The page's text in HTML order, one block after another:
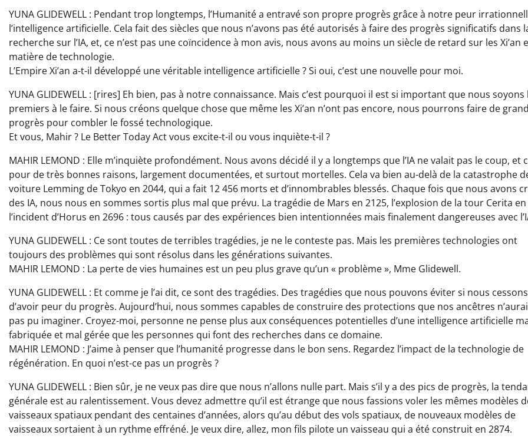
YUNA GLIDEWELL : Pendant trop longtemps, l’Humanité a entravé son propre progrès grâce à notre peur
l’intelligence artificielle. Cela fait des siècles que nous n’avons pas été autorisés à faire des progrès significatifs dans
recherche sur l’IA, et, ce n’est pas une coïncidence à mon avis, nous avons au moins un siècle de retard sur les Xi’an
matière de technologie.
L’Empire Xi’an a-t-il développé une véritable intelligence artificielle ? Si oui, c’est une nouvelle pour moi.
YUNA GLIDEWELL : [rires] Eh bien, pas à notre connaissance. Mais c’est pourquoi il est si important que nous soyons
premiers à le faire. Si nous créons quelque chose que même les Xi’an n’ont pas encore, nous pourrons faire de
progrès pour combler le fossé technologique.
Et vous, Mahir ? Le Better Today Act vous excite-t-il ou vous inquiète-t-il ?
MAHIR LEMOND : Elle m’inquiète profondément. Nous avons décidé il y a longtemps que l’IA ne valait pas le coup, et
pour de très bonnes raisons, largement documentées, et surtout mortelles. Cela va bien au-delà de la catastrophe
voiture Lemming de Tokyo en 2044, qui a fait 12 456 morts et d’innombrables blessés. Chaque fois que nous avons
des IA, nous nous en sommes sortis plus mal que prévu. La tragédie de Mars en 2125, l’explosion de la tour Cerita en
l’incident d’Horus en 2696 : tous causés par des expériences bien intentionnées mais finalement dangereuses avec
YUNA GLIDEWELL : Ce sont toutes de terribles tragédies, je ne le conteste pas. Mais les premières technologies ont
toujours des problèmes qui sont résolus dans les générations suivantes.
MAHIR LEMOND : La perte de vies humaines est un peu plus grave qu’un « problème », Mme Glidewell.
YUNA GLIDEWELL : Et comme je l’ai dit, ce sont des tragédies. Des tragédies que nous pouvons éviter si nous cessons
d’avoir peur du progrès. Aujourd’hui, nous sommes capables de construire des protections que nos ancêtres
pas pu imaginer. Croyez-moi, personne ne pense plus aux conséquences potentielles d’une intelligence artificielle
fabriquée et mal gérée que les personnes qui font des recherches dans ce domaine.
MAHIR LEMOND : J’aime à penser que l’humanité progresse dans le bon sens. Regardez l’impact de la technologie de
régénération. En quoi n’est-ce pas un progrès ?
YUNA GLIDEWELL : Bien sûr, je ne veux pas dire que nous n’allons nulle part. Mais s’il y a des pics de progrès, la
générale est au ralentissement. Vous devez admettre qu’il est étrange que nous fassions voler les mêmes modèles
vaisseaux spatiaux pendant des centaines d’années, alors qu’au début des vols spatiaux, de nouveaux modèles de
vaisseaux sortaient à un rythme effréné. Je veux dire, allez, mon fils pilote un vaisseau qui a été construit en 2874.